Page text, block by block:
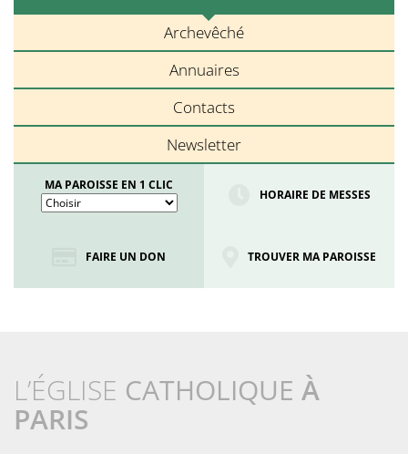
Archevêché
Annuaires
Contacts
Newsletter
MA PAROISSE EN 1 CLIC
HORAIRE DE MESSES
FAIRE UN DON TROUVER MA PAROISSE
L’ÉGLISE CATHOLIQUE À
PARIS